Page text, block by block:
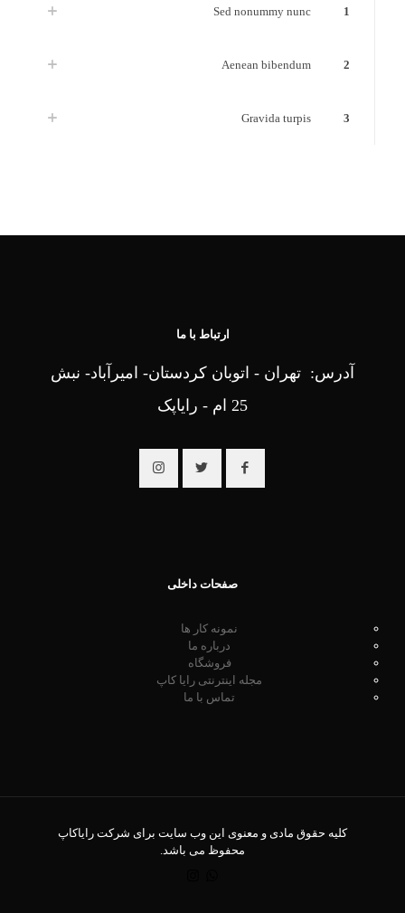
1
Sed nonummy nunc
2
Aenean bibendum
3
Gravida turpis
ارتباط با ما
آدرس: تهران - اتوبان کردستان- امیرآباد- نبش
25 ام - رایاپک
صفحات داخلی
نمونه کار ها
درباره ما
فروشگاه
مجله اینترنتی رایا کاپ
تماس با ما
کلیه حقوق مادی و معنوی این وب سایت برای شرکت رایاکاپ
محفوظ می باشد.